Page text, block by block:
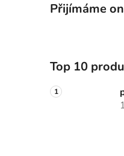
Přijímáme
Top 10